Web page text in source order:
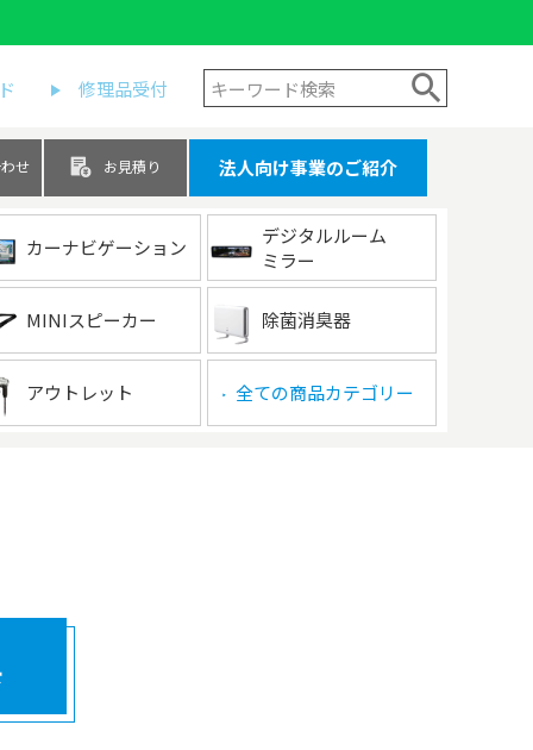
修理品受付
せ お見積り 法人向け事業のご紹介
カーナビゲーション
デジタルルーム
ミラー
MINIスピーカー 除菌消臭器
アウトレット ▶ 全ての商品カテゴリー